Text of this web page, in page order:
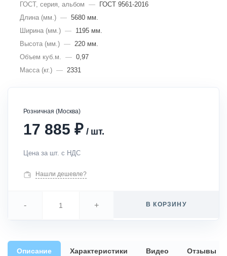
ГОСТ, серия, альбом —
ГОСТ 9561-2016
Длина (мм.) — 5680 мм.
Ширина (мм.) — 1195 мм.
Высота (мм.) — 220 мм.
Объем куб.м. — 0,97
Масса (кг.) — 2331
Розничная (Москва)
17 885 ₽ / шт.
Цена за шт. с НДС
Нашли дешевле?
- + В КОРЗИНУ
Описание Характеристики Видео Отзывы